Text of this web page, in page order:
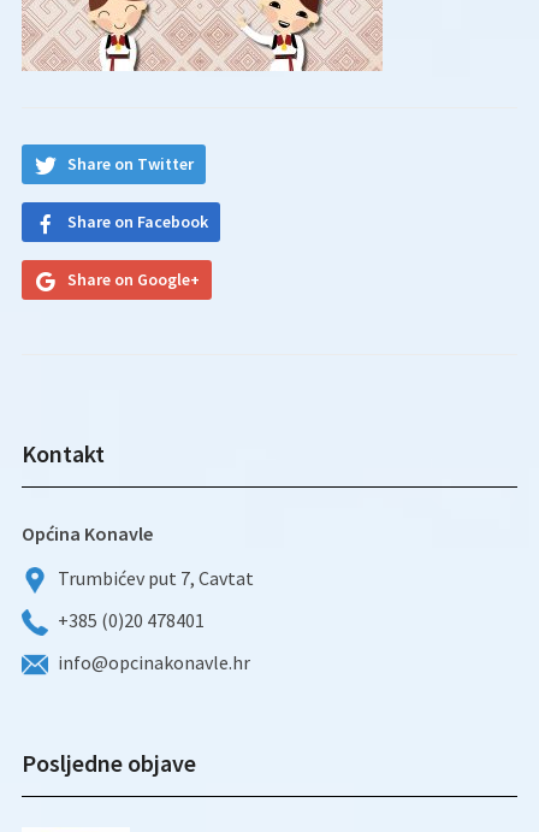
Share on Twitter
Share on Facebook
Share on Google+
Kontakt
Općina Konavle
Trumbićev put 7, Cavtat
+385 (0)20 478401
info@opcinakonavle.hr
Posljedne objave